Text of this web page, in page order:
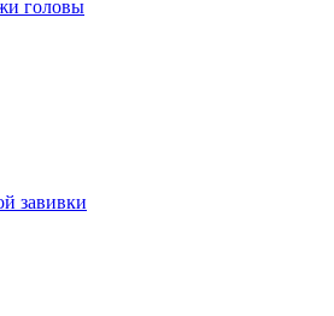
головы
завивки